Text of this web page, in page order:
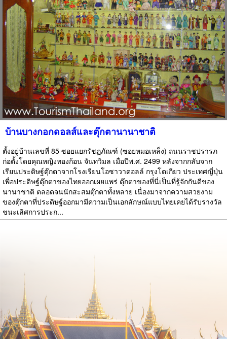
บ้านบางกอกดอลส์และตุ๊กตานานาชาติ
ตั้งอยู่บ้านเลขที่ 85 ซอยแยกรัชฏภัณฑ์ (ซอยหมอเหล็ง) ถนนราชปรารภ
ก่อตั้งโดยคุณหญิงทองก้อน จันทวิมล เมื่อปีพ.ศ. 2499 หลังจากกลับจาก
เรียนประดิษฐ์ตุ๊กตาจากโรงเรียนโอซาวาดอลล์ กรุงโตเกียว ประเทศญี่ปุ่น
เพื่อประดิษฐ์ตุ๊กตาของไทยออกเผยแพร่ ตุ๊กตาของที่นี่เป็นที่รู้จักกันดีของ
นานาชาติ ตลอดจนนักสะสมตุ๊กตาทั้งหลาย เนื่องมาจากความสวยงาม
ของตุ๊กตาที่ประดิษฐ์ออกมามีความเป็นเอกลักษณ์แบบไทยเคยได้รับรางวัล
ชนะเลิศการประก...